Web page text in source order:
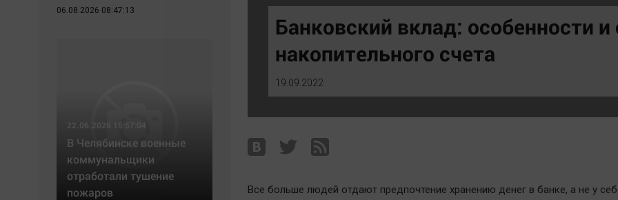
Экономика
Медиаграмотность
Челябинск космический
Другие рубрики
English version
Online-консультация
Вкусное
ЖКХ
Интервью
Банковский вклад: особенности и
накопительного счета
19.09.2022
Все больше людей отдают предпочтение хранению денег в банке, а не у
06.08.2026 08:47:13
22.06.2026 15:57:04
В Челябинске военные
коммунальщики
отработали тушение
пожаров